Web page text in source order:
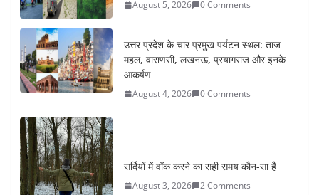
सर्दियों में वॉक करने का सही समय कौन-सा है
ऑफबीट समर डेस्टिनेशन: गर्मियों के लिए 7